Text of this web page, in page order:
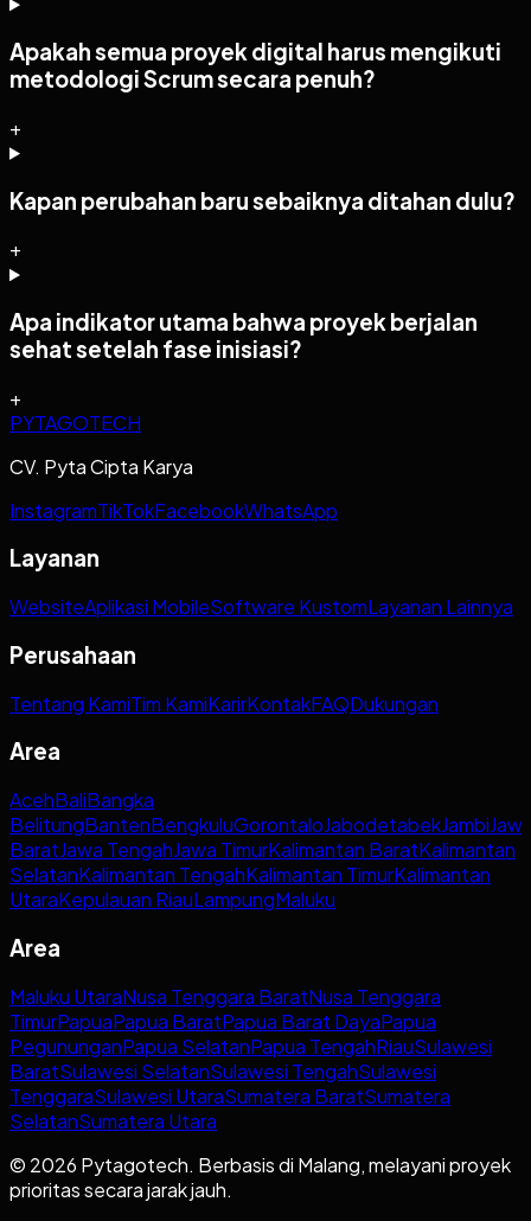
Apakah semua proyek digital harus mengikuti
metodologi Scrum secara penuh?
+
Kapan perubahan baru sebaiknya ditahan dulu?
+
Apa indikator utama bahwa proyek berjalan
sehat setelah fase inisiasi?
+
PYTAGOTECH
CV. Pyta Cipta Karya
InstagramTikTokFacebookWhatsApp
Layanan
WebsiteAplikasi MobileSoftware KustomLayanan Lainnya
Perusahaan
Tentang KamiTim KamiKarirKontakFAQDukungan
Area
AcehBaliBangka
BelitungBantenBengkuluGorontaloJabodetabekJambi
BaratJawa TengahJawa TimurKalimantan BaratKalimantan
SelatanKalimantan TengahKalimantan TimurKalimantan
UtaraKepulauan RiauLampungMaluku
Area
Maluku UtaraNusa Tenggara BaratNusa Tenggara
TimurPapuaPapua BaratPapua Barat DayaPapua
PegununganPapua SelatanPapua TengahRiauSulawesi
BaratSulawesi SelatanSulawesi TengahSulawesi
TenggaraSulawesi UtaraSumatera BaratSumatera
SelatanSumatera Utara
© 2026 Pytagotech. Berbasis di Malang, melayani proyek
prioritas secara jarak jauh.